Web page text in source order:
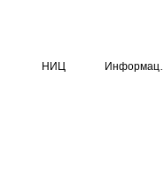
НИЦ